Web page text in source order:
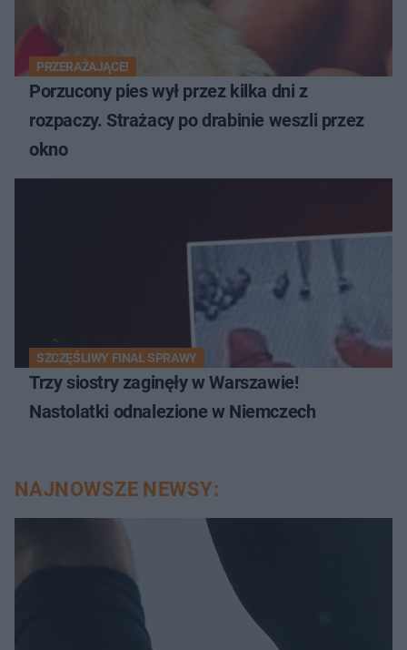
PRZERAŻAJĄCE!
Porzucony pies wył przez kilka dni z
rozpaczy. Strażacy po drabinie weszli przez
okno
SZCZĘŚLIWY FINAŁ SPRAWY
Trzy siostry zaginęły w Warszawie!
Nastolatki odnalezione w Niemczech
NAJNOWSZE NEWSY: